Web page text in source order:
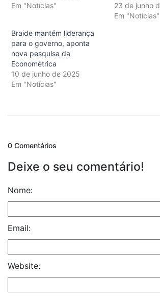
Em "Notícias"
23 de junho
Em "Notícias"
Braide mantém liderança
para o governo, aponta
nova pesquisa da
Econométrica
10 de junho de 2025
Em "Notícias"
0 Comentários
Deixe o seu comentário!
Nome:
Email:
Website: